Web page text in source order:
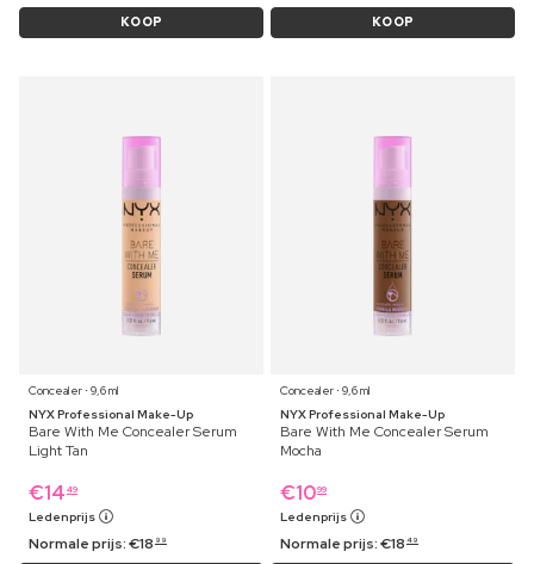
KOOP KOOP
Concealer ⋅ 9,6 ml
NYX Professional Make-Up
Bare With Me Concealer Serum
Light Tan
€14 49
Ledenprijs
Normale prijs:€18 99
Concealer ⋅ 9,6 ml
NYX Professional Make-Up
Bare With Me Concealer Serum
Mocha
€1099
Ledenprijs
Normale prijs:€18 49